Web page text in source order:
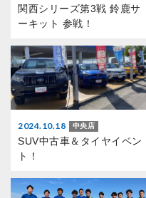
関西シリーズ第3戦 鈴鹿サ
ーキット 参戦！
2024.10.18 中央店
SUV中古車＆タイヤイベン
ト！